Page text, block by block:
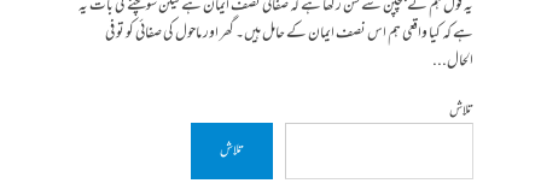
ہے کہ کیا واقعی ہم اس نصف ایمان کے حامل ہیں۔ گھر اور ماحول کی صفائی کو تو فی
الحال...
تلاش
تلاش